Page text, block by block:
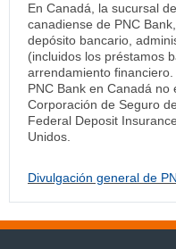
En Canadá, la sucursal
canadiense de PNC
depósito bancario,
(incluidos los préstamos
arrendamiento
PNC Bank en Canadá
Corporación de Seguro
Federal Deposit
Unidos.
Divulgación general de